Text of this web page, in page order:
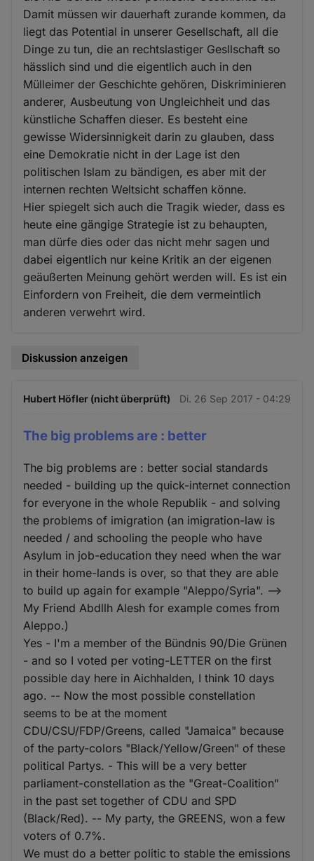
Damit müssen wir dauerhaft zurande kommen, da
liegt das Potential in unserer Gesellschaft, all die
Dinge zu tun, die an rechtslastiger Gesllschaft so
hässlich sind und die eigentlich auch in den
Mülleimer der Geschichte gehören, Diskriminieren
anderer, Ausbeutung von Ungleichheit und das
künstliche Schaffen dieser. Es besteht eine
gewisse Widersinnigkeit darin zu glauben, dass
eine Demokratie nicht in der Lage ist den
politischen Islam zu bändigen, es aber mit der
internen rechten Weltsicht schaffen könne.
Hier spiegelt sich auch die Tragik wieder, dass es
heute eine gängige Strategie ist zu behaupten,
man dürfe dies oder das nicht mehr sagen und
dabei eigentlich nur keine Kritik an der eigenen
geäußerten Meinung gehört werden will. Es ist ein
Einfordern von Freiheit, die dem vermeintlich
anderen verwehrt wird.
Diskussion anzeigen
Hubert Höfler (nicht überprüft) Di. 26 Sep 2017 - 04:29
The big problems are : better
The big problems are : better social standards
needed - building up the quick-internet connection
for everyone in the whole Republik - and solving
the problems of imigration (an imigration-law is
needed / and schooling the people who have
Asylum in job-education they need when the war
in their home-lands is over, so that they are able
to build up again for example "Aleppo/Syria". -->
My Friend Abdllh Alesh for example comes from
Aleppo.)
Yes - I'm a member of the Bündnis 90/Die Grünen
- and so I voted per voting-LETTER on the first
possible day here in Aichhalden, I think 10 days
ago. -- Now the most possible constellation
seems to be at the moment
CDU/CSU/FDP/Greens, called "Jamaica" because
of the party-colors "Black/Yellow/Green" of these
political Partys. - This will be a very better
parliament-constellation as the "Great-Coalition"
in the past set together of CDU and SPD
(Black/Red). -- My party, the GREENS, won a few
voters of 0.7%.
We must do a better politic to stable the emissions